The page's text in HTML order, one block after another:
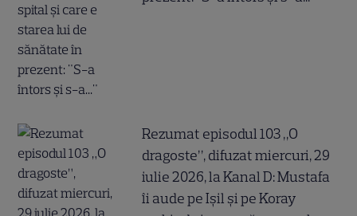
Rezumat episodul 103 „O
dragoste”, difuzat miercuri, 29
iulie 2026, la Kanal D: Mustafa
îi aude pe Ișil și pe Koray